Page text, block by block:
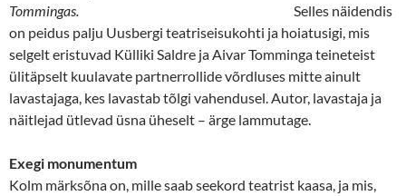
Tommingas. Selles näidendis
on peidus palju Uusbergi teatriseisukohti ja hoiatusigi, mis
selgelt eristuvad Külliki Saldre ja Aivar Tomminga teineteist
ülitäpselt kuulavate partnerrollide võrdluses mitte ainult
lavastajaga, kes lavastab tõlgi vahendusel. Autor, lavastaja ja
näitlejad ütlevad üsna üheselt – ärge lammutage.
Exegi monumentum
Kolm märksõna on, mille saab seekord teatrist kaasa, ja mis,